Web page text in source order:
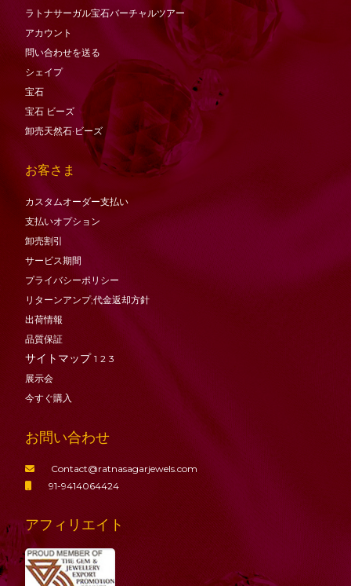
ラトナサーガル宝石バーチャ​​ルツアー
アカウント
問い合わせを送る
シェイプ
宝石
宝石 ビーズ
卸売天然石·ビーズ
お客さま
カスタムオーダー支払い
支払いオプション
卸売割引
サービス期間
プライバシーポリシー
リターンアンプ;代金返却方針
出荷情報
品質保証
サイトマップ 1 2 3
展示会
今すぐ購入
お問い合わせ
Contact@ratnasagarjewels.com
91-9414064424
アフィリエイト